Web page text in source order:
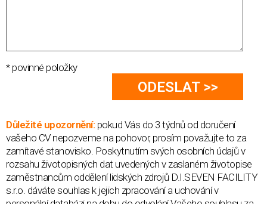
* povinné položky
Důležité upozornění: pokud Vás do 3 týdnů od doručení
vašeho CV nepozveme na pohovor, prosím považujte to za
zamítavé stanovisko. Poskytnutím svých osobních údajů v
rozsahu životopisných dat uvedených v zaslaném životopise
zaměstnancům oddělení lidských zdrojů D.I.SEVEN FACILITY
s.r.o. dáváte souhlas k jejich zpracování a uchování v